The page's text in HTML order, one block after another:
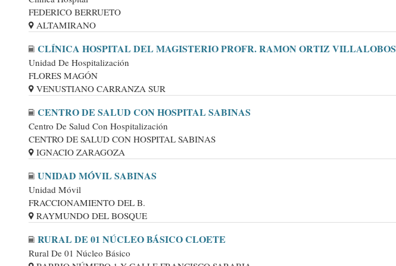
FEDERICO BERRUETO
ALTAMIRANO
CLÍNICA HOSPITAL DEL MAGISTERIO PROFR. RAMON ORTIZ VILLALOBOS
Unidad De Hospitalización
FLORES MAGÓN
VENUSTIANO CARRANZA SUR
CENTRO DE SALUD CON HOSPITAL SABINAS
Centro De Salud Con Hospitalización
CENTRO DE SALUD CON HOSPITAL SABINAS
IGNACIO ZARAGOZA
UNIDAD MÓVIL SABINAS
Unidad Móvil
FRACCIONAMIENTO DEL B.
RAYMUNDO DEL BOSQUE
RURAL DE 01 NÚCLEO BÁSICO CLOETE
Rural De 01 Núcleo Básico